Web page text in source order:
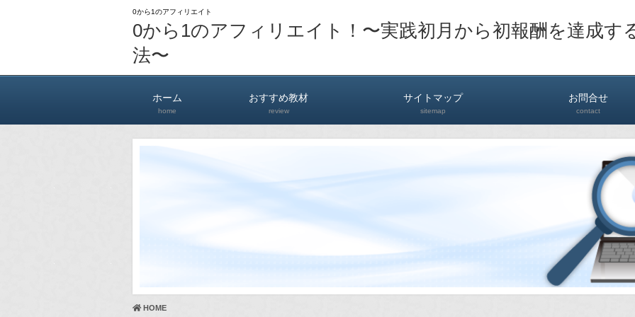
0から1のアフィリエイト
0から1のアフィリエイト！〜実践初月から初報酬を達成す
法〜
ホーム
home
おすすめ教材
review
サイトマップ
sitemap
お問合せ
contact
HOME